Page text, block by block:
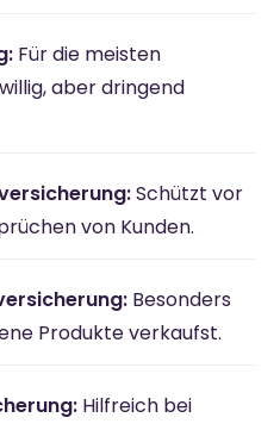
Für die meisten
aber dringend
Schützt vor
von Kunden.
Besonders
Produkte verkaufst.
Hilfreich bei